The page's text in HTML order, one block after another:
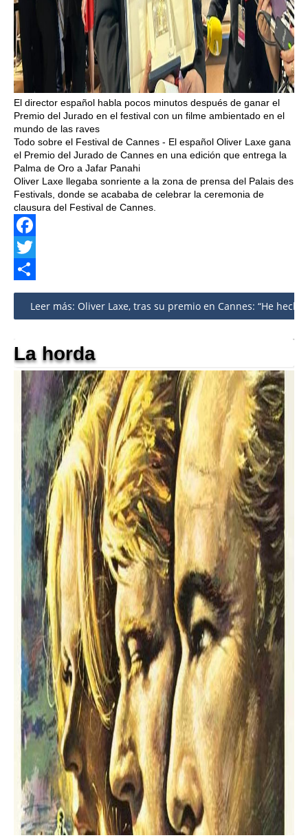
El director español habla pocos minutos después de ganar el
Premio del Jurado en el festival con un filme ambientado en el
mundo de las raves
Todo sobre el Festival de Cannes - El español Oliver Laxe gana
el Premio del Jurado de Cannes en una edición que entrega la
Palma de Oro a Jafar Panahi
Oliver Laxe llegaba sonriente a la zona de prensa del Palais des
Festivals, donde se acababa de celebrar la ceremonia de
clausura del Festival de Cannes.
Facebook
Twitter
Share
Leer más: Oliver Laxe, tras su premio en Cannes: “He
La horda